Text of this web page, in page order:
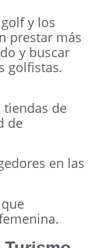
y los
prestar más
y buscar
golfistas.
tiendas de
de
en las